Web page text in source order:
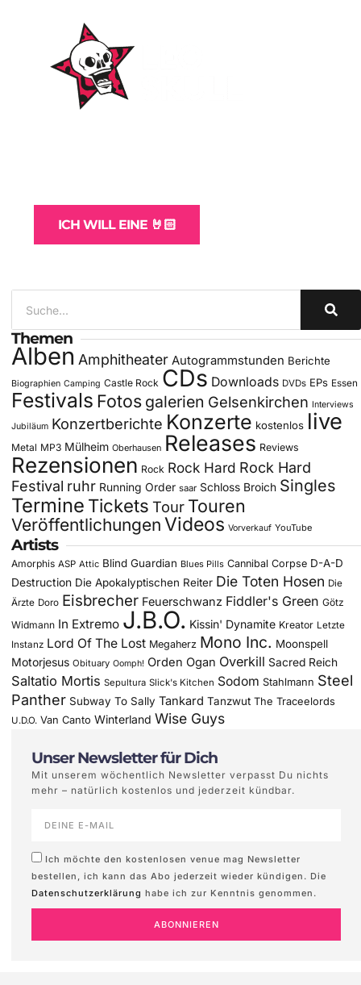
ICH WILL EINE 🤘🏻
Themen
Alben Amphitheater Autogrammstunden Berichte
Biographien Camping Castle Rock CDs Downloads DVDs EPs Essen
Festivals Fotos galerien Gelsenkirchen Interviews
Jubiläum Konzertberichte Konzerte kostenlos live
Metal MP3 Mülheim Oberhausen Releases Reviews
Rezensionen Rock Rock Hard Rock Hard
Festival ruhr Running Order saar Schloss Broich Singles
Termine Tickets Tour Touren
Veröffentlichungen Videos Vorverkauf YouTube
Artists
Amorphis ASP Attic Blind Guardian Blues Pills Cannibal Corpse D-A-D
Destruction Die Apokalyptischen Reiter Die Toten Hosen Die
Ärzte Doro Eisbrecher Feuerschwanz Fiddler's Green Götz
Widmann In Extremo J.B.O. Kissin' Dynamite Kreator Letzte
Instanz Lord Of The Lost Megaherz Mono Inc. Moonspell
Motorjesus Obituary Oomph! Orden Ogan Overkill Sacred Reich
Saltatio Mortis Sepultura Slick's Kitchen Sodom Stahlmann Steel
Panther Subway To Sally Tankard Tanzwut The Traceelords
U.D.O. Van Canto Winterland Wise Guys
Unser Newsletter für Dich
Mit unserem wöchentlich Newsletter verpasst Du nichts
mehr – natürlich kostenlos und jederzeit kündbar.
Ich möchte den kostenlosen venue mag Newsletter
bestellen, ich kann das Abo jederzeit wieder kündigen. Die
Datenschutzerklärung habe ich zur Kenntnis genommen.
ABONNIEREN